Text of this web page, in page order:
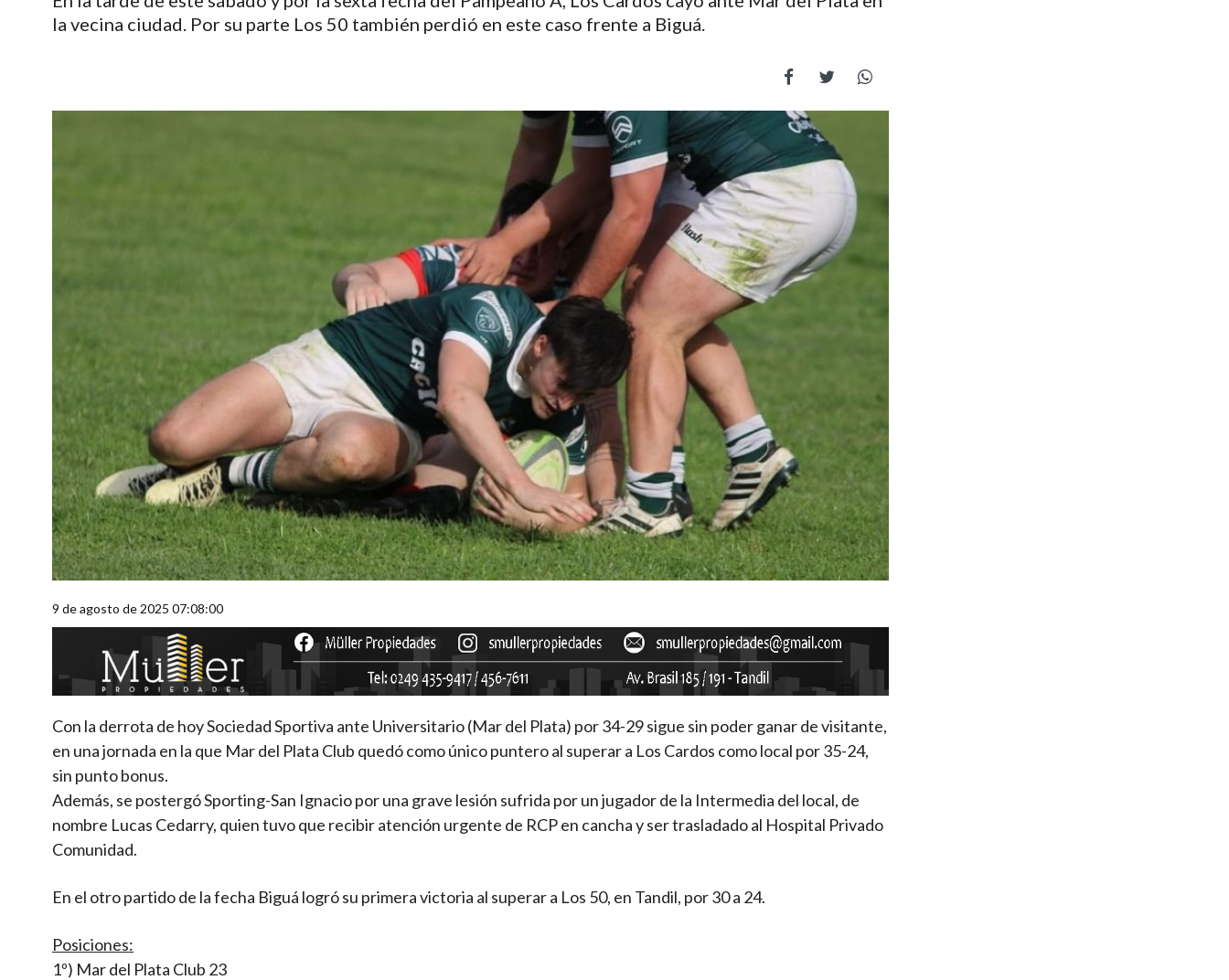
la vecina ciudad. Por su parte Los 50 también perdió en este caso frente a Biguá.
9 de agosto de 2025 07:08:00
Con la derrota de hoy Sociedad Sportiva ante Universitario (Mar del Plata) por 34-29 sigue sin poder ganar de visitante,
en una jornada en la que Mar del Plata Club quedó como único puntero al superar a Los Cardos como local por 35-24,
sin punto bonus.
Además, se postergó Sporting-San Ignacio por una grave lesión sufrida por un jugador de la Intermedia del local, de
nombre Lucas Cedarry, quien tuvo que recibir atención urgente de RCP en cancha y ser trasladado al Hospital Privado
Comunidad.
En el otro partido de la fecha Biguá logró su primera victoria al superar a Los 50, en Tandil, por 30 a 24.
Posiciones:
1º) Mar del Plata Club 23